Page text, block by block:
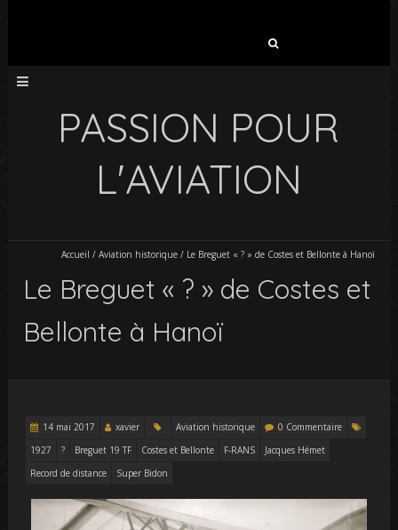
PASSION POUR
L'AVIATION
Accueil / Aviation historique/ Le Breguet « ? » de Costes et Bellonte à Hanoï
Le Breguet « ? » de Costes et
Bellonte à Hanoï
14 mai 2017 xavier Aviation historique
0 Commentaire
1927
? Breguet 19 TF Costes et Bellonte F-RANS
Jacques Hémet
Record de distance
Super Bidon